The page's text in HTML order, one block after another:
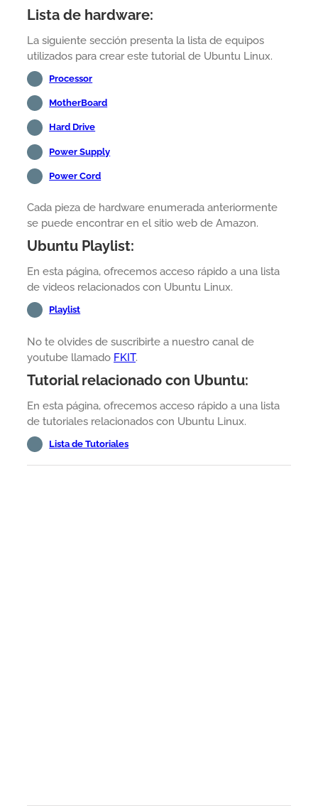
Lista de hardware:
La siguiente sección presenta la lista de equipos
utilizados para crear este tutorial de Ubuntu Linux.
Processor
MotherBoard
Hard Drive
Power Supply
Power Cord
Cada pieza de hardware enumerada anteriormente
se puede encontrar en el sitio web de Amazon.
Ubuntu Playlist:
En esta página, ofrecemos acceso rápido a una lista
de videos relacionados con Ubuntu Linux.
Playlist
No te olvides de suscribirte a nuestro canal de
youtube llamado FKIT.
Tutorial relacionado con Ubuntu:
En esta página, ofrecemos acceso rápido a una lista
de tutoriales relacionados con Ubuntu Linux.
Lista de Tutoriales